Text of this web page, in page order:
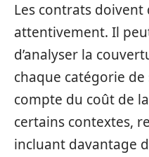
Les contrats doivent
attentivement. Il
d’analyser la
chaque catégorie
compte du coût de
certains contextes,
incluant davantage